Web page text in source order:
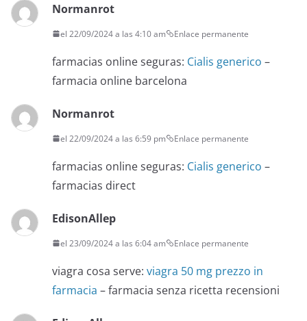
Normanrot
el 22/09/2024 a las 4:10 am Enlace permanente
farmacias online seguras: Cialis generico –
farmacia online barcelona
Normanrot
el 22/09/2024 a las 6:59 pm Enlace permanente
farmacias online seguras: Cialis generico –
farmacias direct
EdisonAllep
el 23/09/2024 a las 6:04 am Enlace permanente
viagra cosa serve: viagra 50 mg prezzo in
farmacia – farmacia senza ricetta recensioni